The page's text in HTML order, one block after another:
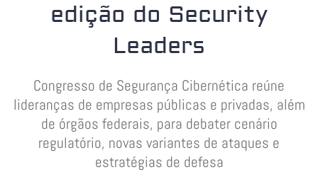
edição do Security
Leaders
Congresso de Segurança Cibernética reúne
lideranças de empresas públicas e privadas, além
de órgãos federais, para debater cenário
regulatório, novas variantes de ataques e
estratégias de defesa